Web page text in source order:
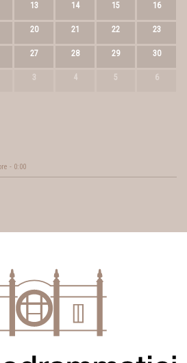
13 14 15 16
20 21 22 23
27 28 29 30
3 4 5 6
- 0:00